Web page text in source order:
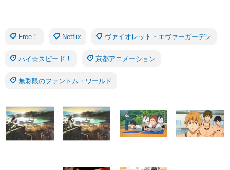
Free！ Netflix ヴァイオレット・エヴァーガーデン
ハイ☆スピード！ 京都アニメーション
無彩限のファントム・ワールド